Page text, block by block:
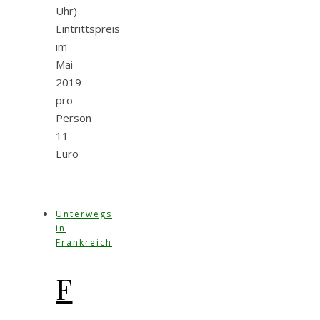
Uhr)
Eintrittspreis
im
Mai
2019
pro
Person
11
Euro
Unterwegs
in
Frankreich
F